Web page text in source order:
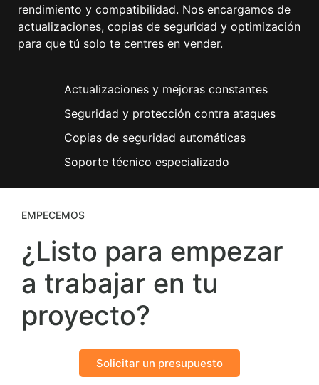
rendimiento y compatibilidad. Nos encargamos de
actualizaciones, copias de seguridad y optimización
para que tú solo te centres en vender.
Actualizaciones y mejoras constantes
Seguridad y protección contra ataques
Copias de seguridad automáticas
Soporte técnico especializado
EMPECEMOS
¿Listo para empezar
a trabajar en tu
proyecto?
Solicitar un presupuesto